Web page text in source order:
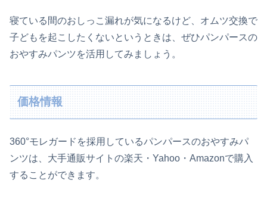
寝ている間のおしっこ漏れが気になるけど、オムツ交換で
子どもを起こしたくないというときは、ぜひパンパースの
おやすみパンツを活用してみましょう。
価格情報
360°モレガードを採用しているパンパースのおやすみパ
ンツは、大手通販サイトの楽天・Yahoo・Amazonで購入
することができます。